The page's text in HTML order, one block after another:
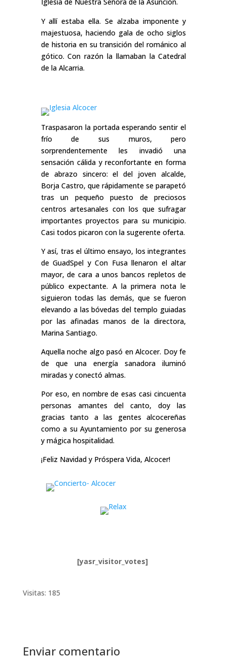
Y allí estaba ella. Se alzaba imponente y
majestuosa, haciendo gala de ocho siglos
de historia en su transición del románico al
gótico. Con razón la llamaban la Catedral
de la Alcarria.
Traspasaron la portada esperando sentir el
frío de sus muros, pero
sorprendentemente les invadió una
sensación cálida y reconfortante en forma
de abrazo sincero: el del joven alcalde,
Borja Castro, que rápidamente se parapetó
tras un pequeño puesto de preciosos
centros artesanales con los que sufragar
importantes proyectos para su municipio.
Casi todos picaron con la sugerente oferta.
Y así, tras el último ensayo, los integrantes
de GuadSpel y Con Fusa llenaron el altar
mayor, de cara a unos bancos repletos de
público expectante. A la primera nota le
siguieron todas las demás, que se fueron
elevando a las bóvedas del templo guiadas
por las afinadas manos de la directora,
Marina Santiago.
Aquella noche algo pasó en Alcocer. Doy fe
de que una energía sanadora iluminó
miradas y conectó almas.
Por eso, en nombre de esas casi cincuenta
personas amantes del canto, doy las
gracias tanto a las gentes alcocereñas
como a su Ayuntamiento por su generosa
y mágica hospitalidad.
¡Feliz Navidad y Próspera Vida, Alcocer!
[yasr_visitor_votes]
Visitas: 185
Enviar comentario